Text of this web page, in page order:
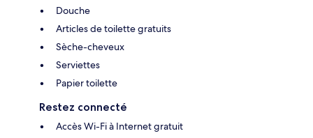
Douche
Articles de toilette gratuits
Sèche-cheveux
Serviettes
Papier toilette
Restez connecté
Accès Wi-Fi à Internet gratuit